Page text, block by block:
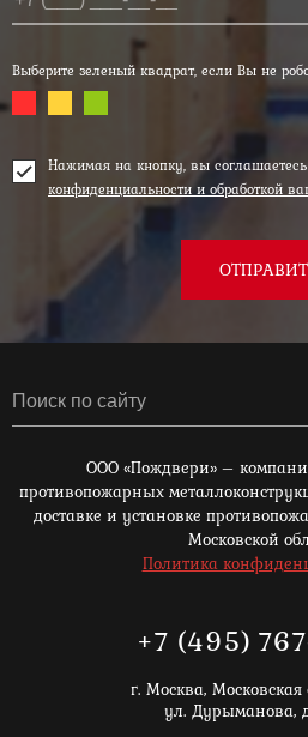
Выберите зеленый квадрат, если Вы не
Нажимая на кнопку, вы
конфиденциальности и обработкой
ООО «Пождвери» –
противопожарных
доставке и установке
Московской
Политика
+7 (495)
г. Москва, Московская
ул. Дурыманова,